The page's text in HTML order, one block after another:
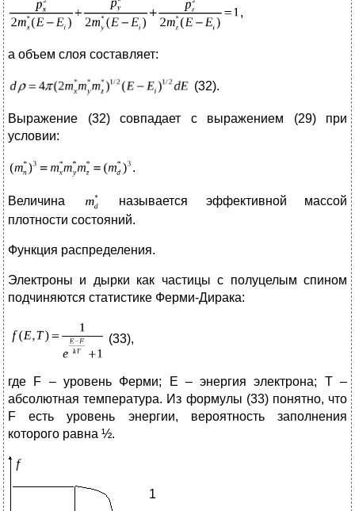
,
а объем слоя составляет:
(32).
Выражение (32) совпадает с выражением (29) при
условии:
.
Величина
называется эффективной массой
плотности состояний.
Функция распределения.
Электроны и дырки как частицы с полуцелым спином
подчиняются статистике Ферми-Дирака:
(33),
где F – уровень Ферми; E – энергия электрона; Т –
абсолютная температура. Из формулы (33) понятно, что
F есть уровень энергии, вероятность заполнения
которого равна ½.
1